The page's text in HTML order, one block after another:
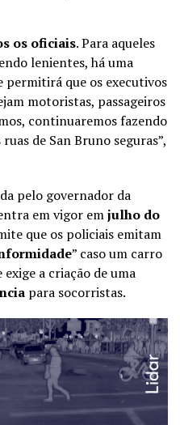
os oficiais. Para aqueles
lenientes, há uma
permitirá que os executivos
motoristas, passageiros
continuaremos fazendo
de San Bruno seguras”,
pelo governador da
em vigor emjulho do
que os policiais emitam
” caso um carro
a criação de uma
para socorristas.